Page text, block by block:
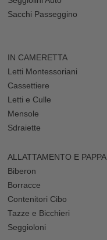
Sacchi Passeggino
IN CAMERETTA
Letti Montessoriani
Cassettiere
Letti e Culle
Mensole
Sdraiette
ALLATTAMENTO E PAPPA
Biberon
Borracce
Contenitori Cibo
Tazze e Bicchieri
Seggioloni